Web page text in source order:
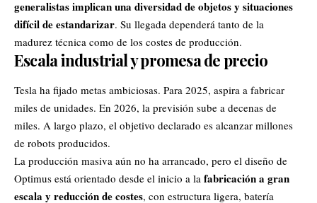
generalistas implican una diversidad de objetos y situaciones
difícil de estandarizar. Su llegada dependerá tanto de la
madurez técnica como de los costes de producción.
Escala industrial y promesa de precio
Tesla ha fijado metas ambiciosas. Para 2025, aspira a fabricar
miles de unidades. En 2026, la previsión sube a decenas de
miles. A largo plazo, el objetivo declarado es alcanzar millones
de robots producidos.
La producción masiva aún no ha arrancado, pero el diseño de
Optimus está orientado desde el inicio a la fabricación a gran
escala y reducción de costes, con estructura ligera, batería